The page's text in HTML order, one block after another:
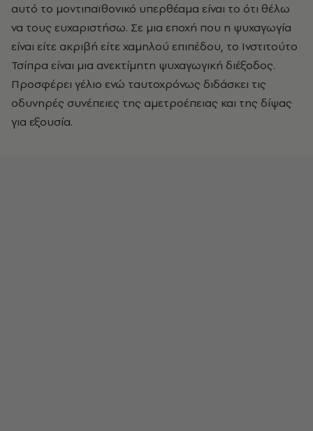
αυτό το μοντιπαϊθονικό υπερθέαμα είναι το ότι θέλω
να τους ευχαριστήσω. Σε μια εποχή που η ψυχαγωγία
είναι είτε ακριβή είτε χαμηλού επιπέδου, το Ινστιτούτο
Τσίπρα είναι μια ανεκτίμητη ψυχαγωγική διέξοδος.
Προσφέρει γέλιο ενώ ταυτοχρόνως διδάσκει τις
οδυνηρές συνέπειες της αμετροέπειας και της δίψας
για εξουσία.